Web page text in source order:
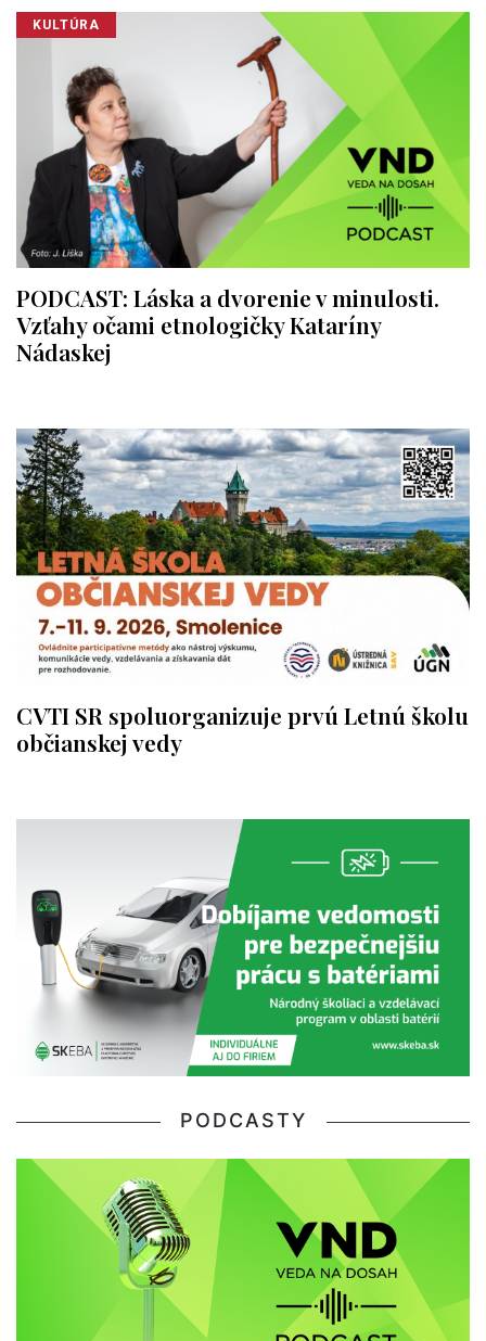
KULTÚRA
PODCAST: Láska a dvorenie v minulosti.
Vzťahy očami etnologičky Kataríny
Nádaskej
CVTI SR spoluorganizuje prvú Letnú školu
občianskej vedy
PODCASTY